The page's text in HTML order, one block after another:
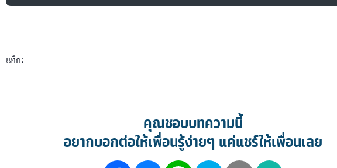
แท็ก:
คุณชอบบทความนี้
อยากบอกต่อให้เพื่อนรู้ง่ายๆ แค่แชร์ให้เพื่อนเลย